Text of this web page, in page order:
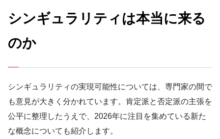
シンギュラリティは本当に来る
のか
シンギュラリティの実現可能性については、専門家の間で
も意見が大きく分かれています。肯定派と否定派の主張を
公平に整理したうえで、2026年に注目を集めている新た
な概念についても紹介します。